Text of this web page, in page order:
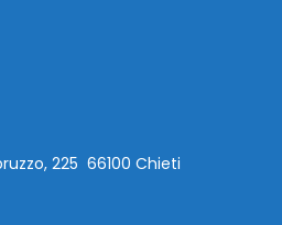
225 66100 Chieti